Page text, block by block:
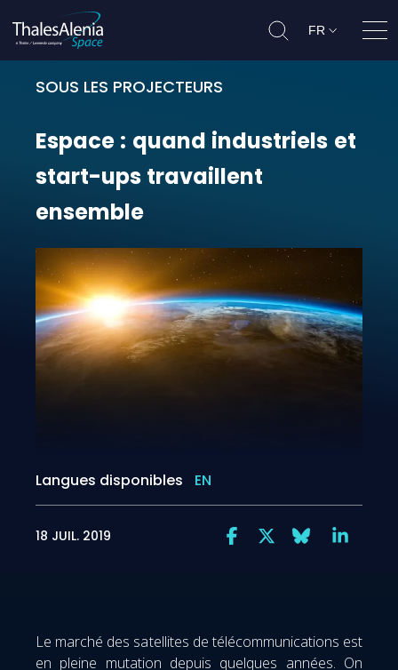
FR
SOUS LES PROJECTEURS
Espace : quand industriels et
Espace : quand industriels et
start-ups travaillent
ensemble
Langues disponibles EN
18 JUIL. 2019
Le marché des satellites de télécommunications est
en pleine mutation depuis quelques années. On